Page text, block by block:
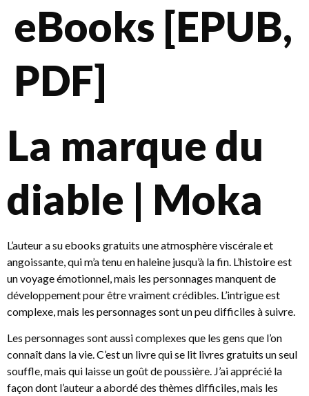
eBooks [EPUB,
PDF]
La marque du
diable | Moka
L’auteur a su ebooks gratuits une atmosphère viscérale et
angoissante, qui m’a tenu en haleine jusqu’à la fin. L’histoire est
un voyage émotionnel, mais les personnages manquent de
développement pour être vraiment crédibles. L’intrigue est
complexe, mais les personnages sont un peu difficiles à suivre.
Les personnages sont aussi complexes que les gens que l’on
connaît dans la vie. C’est un livre qui se lit livres gratuits un seul
souffle, mais qui laisse un goût de poussière. J’ai apprécié la
façon dont l’auteur a abordé des thèmes difficiles, mais les